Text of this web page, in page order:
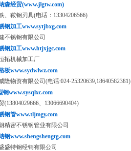
森经贸(www.jlgtw.com)
、鞍钢刃具(电话：13304206566)
钢加工www.sytjbxg.com
不锈钢有限公司
钢加工www.htjxjgc.com
拓机械加工厂
板www.sydwlwz.com
隆物资有限公司(电话:024-25320639,18640582381)
钢www.sysqlxc.com
(13804029666、13066690404)
钢管www.tljmgy.com
精密不锈钢管业有限公司
钢www.shengshengtg.com
盛特钢经销有限公司